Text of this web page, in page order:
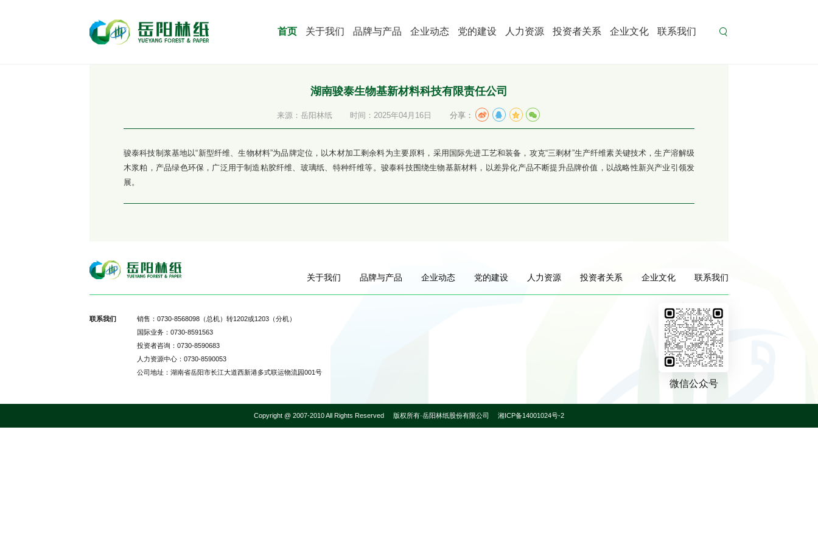
首页 关于我们 品牌与产品 企业动态 党的建设 人力资源 投资者关系 企业文化 联系我们
湖南骏泰生物基新材料科技有限责任公司
来源：岳阳林纸 时间：2025年04月16日 分享：
骏泰科技制浆基地以“新型纤维、生物材料”为品牌定位，以木材加工剩余料为主要原料，采用国际先进工艺和装备，攻克“三剩材”生产纤维素关键技术，生产溶解级
木浆粕，产品绿色环保，广泛用于制造粘胶纤维、玻璃纸、特种纤维等。骏泰科技围绕生物基新材料，以差异化产品不断提升品牌价值，以战略性新兴产业引领发
展。
关于我们 品牌与产品 企业动态 党的建设 人力资源 投资者关系 企业文化 联系我们
联系我们
销售：0730-8568098（总机）转1202或1203（分机）
国际业务：0730-8591563
投资者咨询：0730-8590683
人力资源中心：0730-8590053
公司地址：湖南省岳阳市长江大道西新港多式联运物流园001号
微信公众号
Copyright @ 2007-2010 All Rights Reserved 版权所有·岳阳林纸股份有限公司 湘ICP备14001024号-2